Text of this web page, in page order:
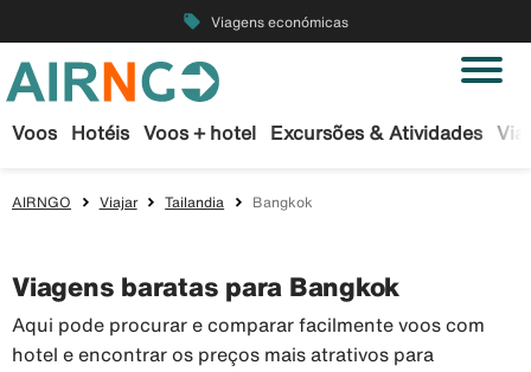
local_offer Viagens económicas
Voos Hotéis Voos + hotel Excursões & Atividades
AIRNGO Viajar Tailandia Bangkok
Viagens baratas para Bangkok
Aqui pode procurar e comparar facilmente voos com
hotel e encontrar os preços mais atrativos para